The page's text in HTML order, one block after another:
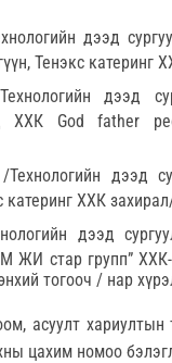
дээд
Тенэкс катеринг
дээд
ХХК God father
Технологийн дээд
ХХК
дээд
ЖИ стар групп”
тогооч / нар
асуулт хариултын
цахим номоо